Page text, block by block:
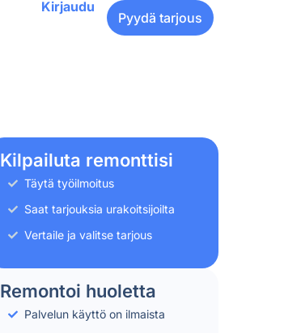
Kirjaudu
Pyydä tarjous
Kilpailuta remonttisi
Täytä työilmoitus
Saat tarjouksia urakoitsijoilta
Vertaile ja valitse tarjous
Remontoi huoletta
Palvelun käyttö on ilmaista